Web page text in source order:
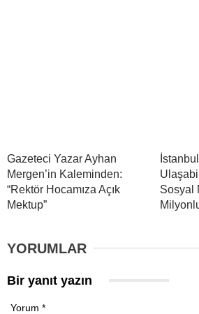
Gazeteci Yazar Ayhan
Mergen’in Kaleminden:
“Rektör Hocamıza Açık
Mektup”
Sosyal
YORUMLAR
Bir yanıt yazın
Yorum *